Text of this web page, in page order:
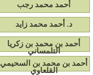
أحمد محمد رجب
د. أحمد محمد زايد
أحمد بن محمد بن زكريا
التلمساني
أحمد بن محمد بن السحيمي
القلعاوي